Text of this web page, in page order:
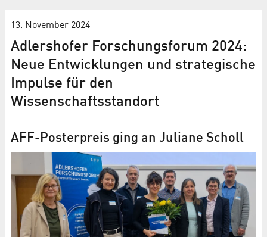
13. November 2024
Adlershofer Forschungsforum 2024:
Neue Entwicklungen und strategische
Impulse für den
Wissenschaftsstandort
AFF-Posterpreis ging an Juliane Scholl